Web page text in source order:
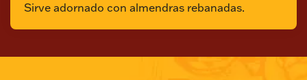
Sirve adornado con almendras rebanadas.